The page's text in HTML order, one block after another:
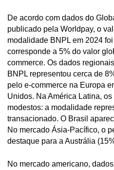
De acordo com dados do
publicado pela Worldpay, o
modalidade BNPL em 2024
corresponde a 5% do valor
commerce. Os dados
BNPL representou cerca de
pelo e-commerce na Europa
Unidos. Na América Latina,
modestos: a modalidade
transacionado. O Brasil
No mercado Ásia-Pacífico, o
destaque para a Austrália
No mercado americano,